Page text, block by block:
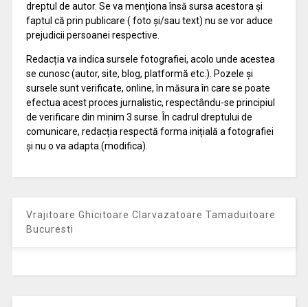
dreptul de autor. Se va menționa însă sursa acestora și
faptul că prin publicare ( foto și/sau text) nu se vor aduce
prejudicii persoanei respective.
Redacția va indica sursele fotografiei, acolo unde acestea
se cunosc (autor, site, blog, platformă etc.). Pozele și
sursele sunt verificate, online, în măsura în care se poate
efectua acest proces jurnalistic, respectându-se principiul
de verificare din minim 3 surse. În cadrul dreptului de
comunicare, redacția respectă forma inițială a fotografiei
și nu o va adapta (modifica).
Vrajitoare Ghicitoare Clarvazatoare Tamaduitoare
Bucuresti